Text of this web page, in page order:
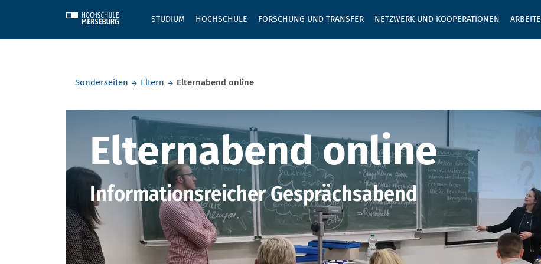
STUDIUM HOCHSCHULE FORSCHUNG UND TRANSFER NETZWERK UND KOOPERATIONEN
GEBEN SIE
Sonderseiten
Eltern Elternabend online
Elternabend online
Elternabend online
Informationsreicher Gesprächsabend